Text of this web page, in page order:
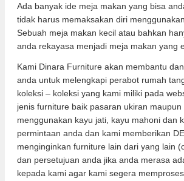
Ada banyak ide meja makan yang bisa
tidak harus memaksakan diri
Sebuah meja makan kecil atau bahkan
anda rekayasa menjadi meja makan yang
Kami Dinara Furniture akan membantu
anda untuk melengkapi perabot rumah
koleksi – koleksi yang kami miliki pada
jenis furniture baik pasaran ukiran
menggunakan kayu jati, kayu mahoni dan
permintaan anda dan kami memberikan
menginginkan furniture lain dari yang lain
dan persetujuan anda jika anda merasa
kepada kami agar kami segera